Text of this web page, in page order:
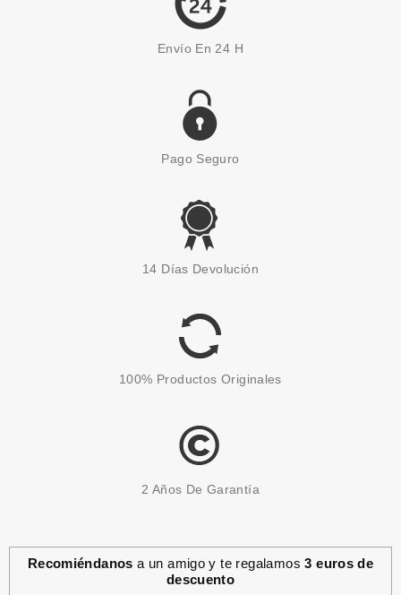
CHRISTIAN DIOR
EDT 50 ML
69.95€
CHRISTIAN DIOR
Envío En 24 H
Pago Seguro
14 Días Devolución
100% Productos Originales
2 Años De Garantía
Recomiéndanos a un amigo y te regalamos3 euros de
descuento